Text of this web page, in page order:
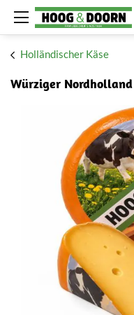
Holländischer Käse
Würziger